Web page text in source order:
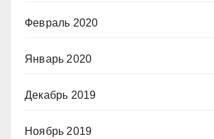
Февраль 2020
Январь 2020
Декабрь 2019
Ноябрь 2019